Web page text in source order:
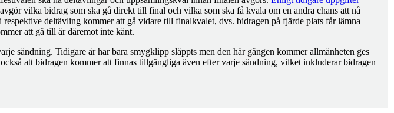
vilka bidrag som ska gå direkt till final och vilka som ska få kvala om en andra chans att nå
deltävling kommer att gå vidare till finalkvalet, dvs. bidragen på fjärde plats får lämna
att gå till är däremot inte känt.
sändning. Tidigare år har bara smygklipp släppts men den här gången kommer allmänheten ges
att bidragen kommer att finnas tillgängliga även efter varje sändning, vilket inkluderar bidragen